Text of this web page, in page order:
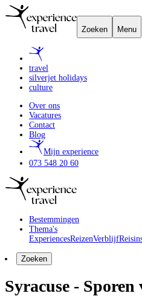
Zoeken Menu
travel
silverjet holidays
culture
Over ons
Vacatures
Contact
Blog
Mijn experience
073 548 20 60
Bestemmingen
Thema's
ExperiencesReizenVerblijf
Zoeken
Syracuse -